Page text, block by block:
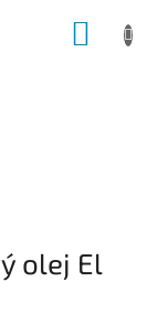
olej El